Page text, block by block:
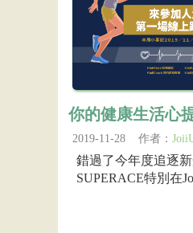
你的健康生活心
2019-11-28 作者：
錯過了今年度追逐
SUPERACE特別在